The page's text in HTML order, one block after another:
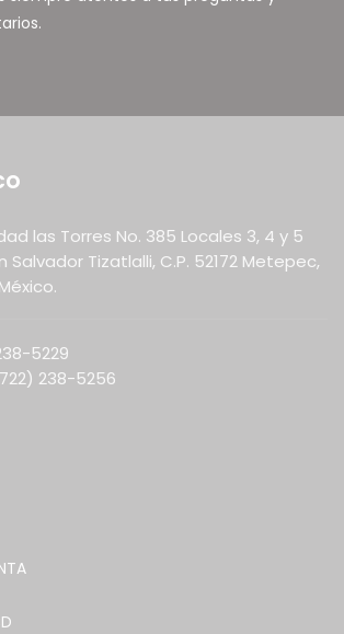
las Torres No. 385 Locales 3, 4 y 5
Salvador Tizatlalli, C.P. 52172 Metepec,
5229
238-5256